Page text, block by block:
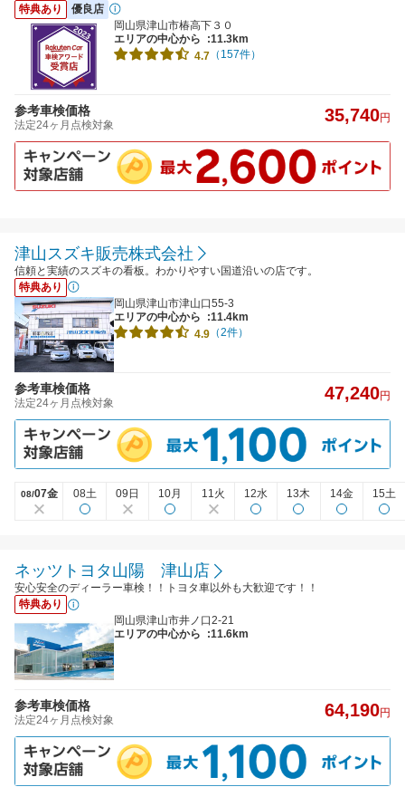
特典あり
優良店
岡山県津山市椿高下３０
エリアの中心から
:11.3km
4.7 （157件）
参考車検価格
法定24ヶ月点検対象 35,740円
津山スズキ販売株式会社
信頼と実績のスズキの看板。わかりやすい国道沿いの店です。
特典あり
岡山県津山市津山口55-3
エリアの中心から
:11.4km
4.9 （2件）
参考車検価格
法定24ヶ月点検対象 47,240円
08/07金 08土 09日 10月 11火 12水 13木 14金 15土
ネッツトヨタ山陽 津山店
安心安全のディーラー車検！！トヨタ車以外も大歓迎です！！
特典あり
岡山県津山市井ノ口2-21
エリアの中心から
:11.6km
参考車検価格
法定24ヶ月点検対象 64,190円